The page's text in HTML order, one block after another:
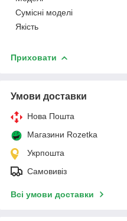
Сумісні моделі
Якість
Приховати
Умови доставки
Нова Пошта
Магазини Rozetka
Укрпошта
Самовивіз
Всі умови доставки